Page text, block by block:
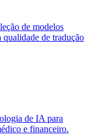
de modelos
de tradução
de IA para
e financeiro.